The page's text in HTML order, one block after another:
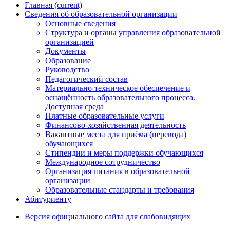
Главная (current)
Сведения об образовательной организации
Основные сведения
Структура и органы управления образовательной
организацией
Документы
Образование
Руководство
Педагогический состав
Материально-техническое обеспечение и
оснащённость образовательного процесса.
Доступная среда
Платные образовательные услуги
Финансово-хозяйственная деятельность
Вакантные места для приёма (перевода)
обучающихся
Стипендии и меры поддержки обучающихся
Международное сотрудничество
Организация питания в образовательной
организации
Образовательные стандарты и требования
Абитуриенту
Версия официального сайта для слабовидящих